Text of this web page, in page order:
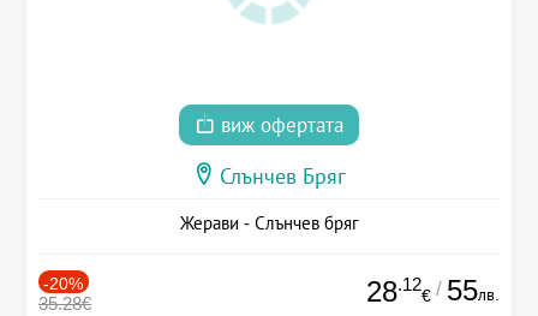
виж офертата
Слънчев Бряг
Жерави - Слънчев бряг
-20%
35.28€ 28.12
€ / 55лв.